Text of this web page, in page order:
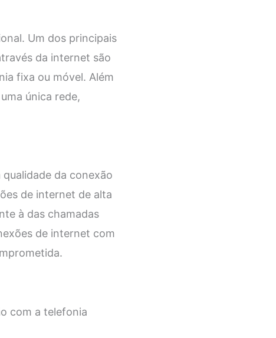
Um dos principais
da internet são
fixa ou móvel. Além
única rede,
da conexão
de internet de alta
à das chamadas
de internet com
com a telefonia